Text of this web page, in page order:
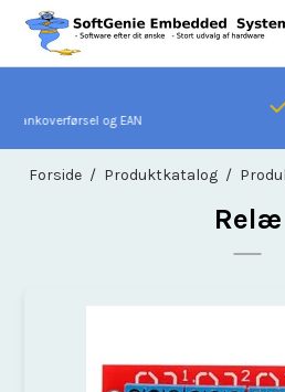
Tilfredshed
Hos os lever vi af
Forside / Produktkatalog /
Relæ